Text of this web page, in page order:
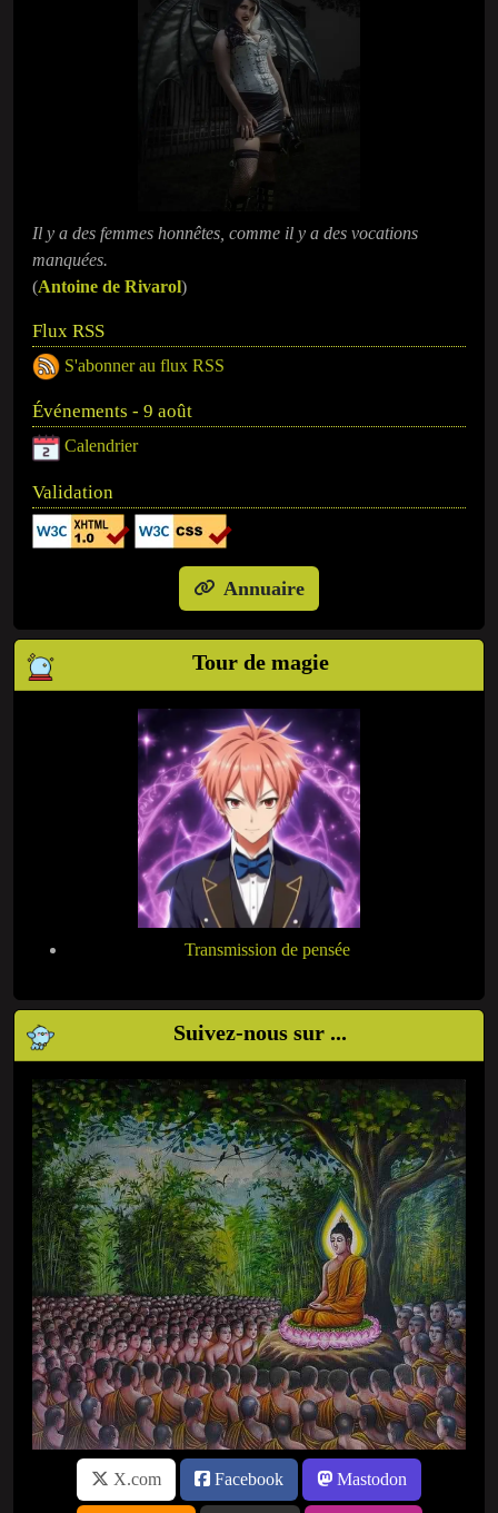
Il y a des femmes honnêtes, comme il y a des vocations
manquées.
(Antoine de Rivarol)
Flux RSS
S'abonner au flux RSS
Événements - 9 août
Calendrier
Validation
Annuaire
Tour de magie
Transmission de pensée
Suivez-nous sur ...
X.com Facebook Mastodon